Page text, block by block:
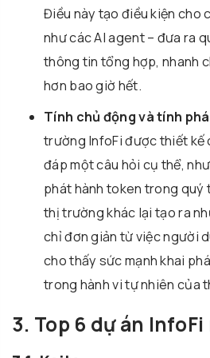
Điều này tạo điều kiện cho
như các AI agent – đưa ra
thông tin tổng hợp, nhanh
hơn bao giờ hết.
Tính chủ động và tính
trường InfoFi được thiết kế
đáp một câu hỏi cụ thể,
phát hành token trong quý
thị trường khác lại tạo ra
chỉ đơn giản từ việc người
cho thấy sức mạnh khai
trong hành vi tự nhiên của
3. Top 6 dự án